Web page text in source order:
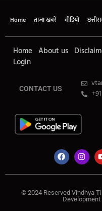
Home ताजा खबरें वीडियो
Home About us
Login
CONTACT US
© 2024 Reserved Vindhya
Development